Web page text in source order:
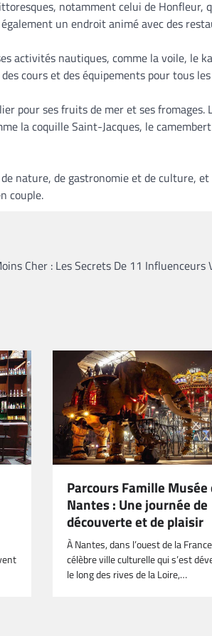
notamment celui de Honfleur,
un endroit animé avec des
activités nautiques, comme la voile, le
cours et des équipements pour tous les
pour ses fruits de mer et ses fromages.
la coquille Saint-Jacques, le
nature, de gastronomie et de culture, et
couple.
Cher : Les Secrets De 11 Influenceurs
Parcours Famille Musée
Nantes : Une journée de
découverte et de plaisir
À Nantes, dans l’ouest de la
célèbre ville culturelle qui s’est
le long des rives de la Loire,…